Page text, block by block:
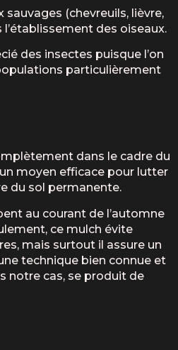
(chevreuils, lièvre,
des oiseaux.
des insectes puisque l’on
particulièrement
dans le cadre du
moyen efficace pour lutter
du sol permanente.
au courant de l’automne
ce mulch évite
mais surtout il assure un
technique bien connue et
notre cas, se produit de